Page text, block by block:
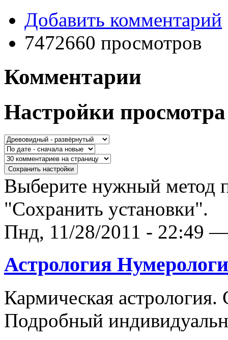
Добавить комментарий
7472660 просмотров
Комментарии
Настройки
Выберите нужный метод
"Сохранить установки".
Пнд, 11/28/2011 - 22:49
Астрология
Кармическая астрология.
Подробный